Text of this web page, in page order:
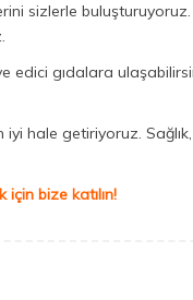
sizlerle
gıdalara
hale getiriyoruz.
bize katılın!